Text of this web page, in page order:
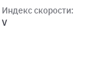
Индекс скорости:
V